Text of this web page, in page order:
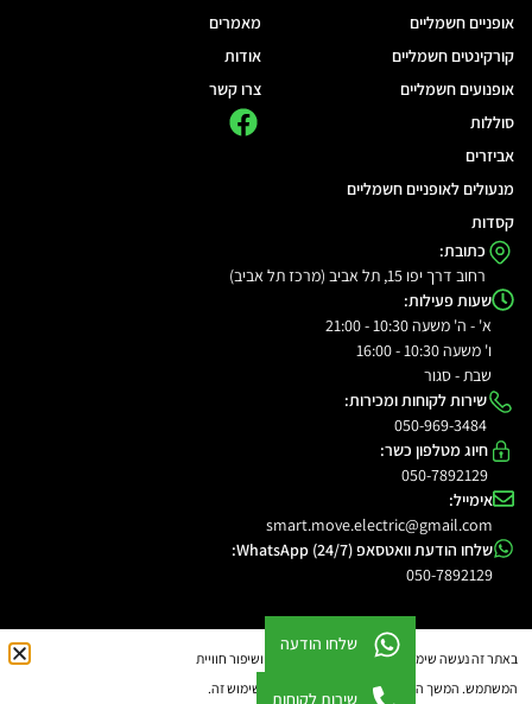
אופניים חשמליים
קורקינטים חשמליים
אופנועים חשמליים
סוללות
אביזרים
מנעולים לאופניים חשמליים
קסדות
מאמרים
אודות
צרו קשר
כתובת:
רחוב דרך יפו 15, תל אביב (מרכז תל אביב)
שעות פעילות:
א' - ה' משעה 10:30 - 21:00
ו' משעה 10:30 - 16:00
שבת - סגור
שירות לקוחות ומכירות:
050-969-3484
חיוג מטלפון כשר:
050-7892129
אימייל:
smart.move.electric@gmail.com
שלחו הודעת וואטסאפ WhatsApp (24/7):
050-7892129
© כל הזכויות שמורות. סמארט מוב 2026שלחו הודעה
שירות לקוחות
באתר זה נעשה שימוש בעוגיות לצורך תפעול תקין ושיפור חוויית
המשתמש. המשך השימוש באתר מהווה הסכמה לשימוש זה.